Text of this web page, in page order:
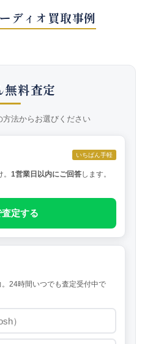
ディオ買取事例
無料査定
方法からお選びください
いちばん手軽
1営業日以内にご回答します。
定する
24時間いつでも査定受付中で